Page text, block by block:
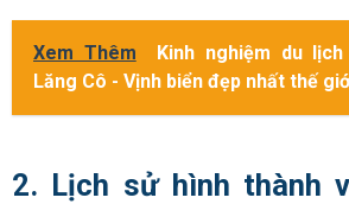
Xem Thêm
Kinh nghiệm du lịch
Lăng Cô - Vịnh biển đẹp nhất thế
2. Lịch sử hình thành